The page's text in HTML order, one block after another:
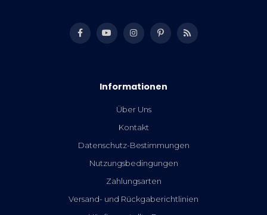
Informationen
Über Uns
Kontakt
Datenschutz-Bestimmungen
Nutzungsbedingungen
Zahlungsarten
Versand- und Rückgaberichtlinien